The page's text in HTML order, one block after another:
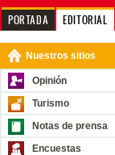
PORTADA EDITORIAL
Nuestros sitios
Opinión
Turismo
Notas de prensa
Encuestas